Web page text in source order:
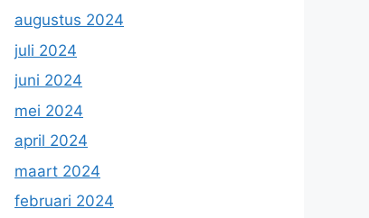
augustus 2024
juli 2024
juni 2024
mei 2024
april 2024
maart 2024
februari 2024